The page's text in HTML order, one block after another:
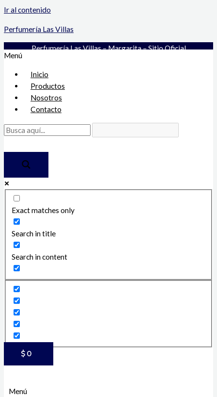
Ir al contenido
Perfumería Las Villas
Perfumería Las Villas – Margarita – Sitio Oficial
Menú
Inicio
Productos
Nosotros
Contacto
Exact matches only
Search in title
Search in content
$ 0
Menú